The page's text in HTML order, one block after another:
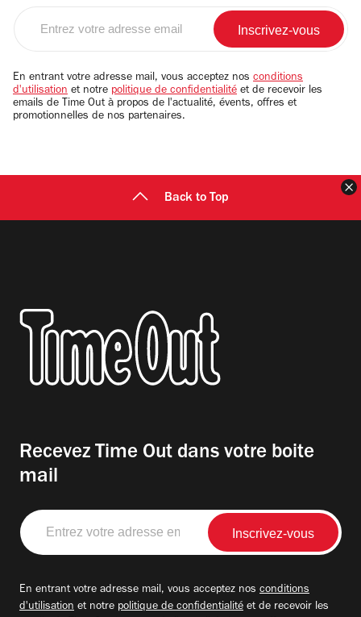
email
En entrant votre adresse mail, vous acceptez nos conditions
d'utilisation et notre politique de confidentialité et de recevoir les
emails de Time Out à propos de l'actualité, évents, offres et
promotionnelles de nos partenaires.
Back to Top
Recevez Time Out dans votre boite
mail
Entrez
votre
adresse
En entrant votre adresse mail, vous acceptez nos conditions
d'utilisation et notre politique de confidentialité et de recevoir les